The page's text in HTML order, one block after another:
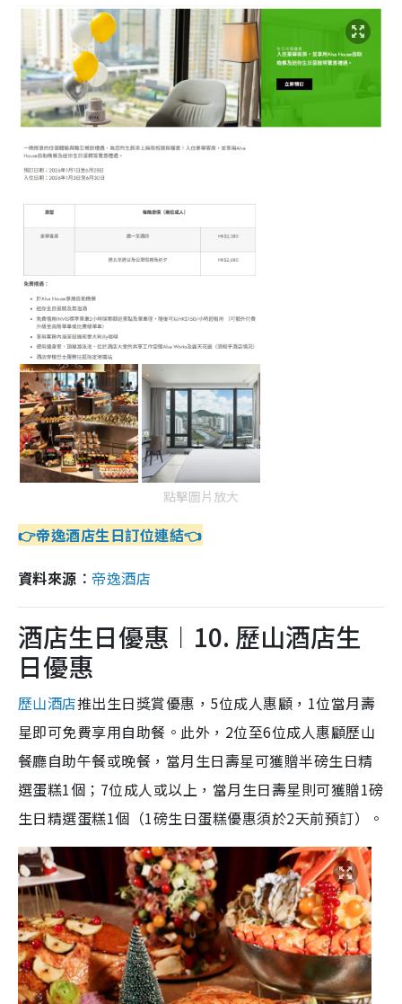
點擊圖片放大
👉帝逸酒店生日訂位連結👈
資料來源︰ 帝逸酒店
酒店生日優惠︱10. 歷山酒店生
日優惠
歷山酒店推出生日獎賞優惠，5位成人惠顧，1位當月壽
星即可免費享用自助餐。此外，2位至6位成人惠顧歷山
餐廳自助午餐或晚餐，當月生日壽星可獲贈半磅生日精
選蛋糕1個；7位成人或以上，當月生日壽星則可獲贈1磅
生日精選蛋糕1個（1磅生日蛋糕優惠須於2天前預訂）。